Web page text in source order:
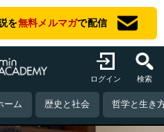
を無料メルマガで配信
ログイン 検索
ーム 歴史と社会 哲学と生き